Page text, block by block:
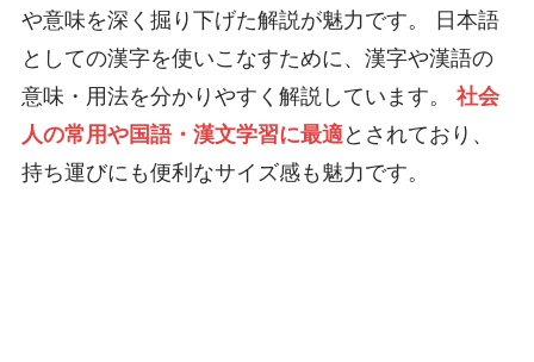
や意味を深く掘り下げた解説が魅力です。 日本語
としての漢字を使いこなすために、漢字や漢語の
意味・用法を分かりやすく解説しています。 社会
人の常用や国語・漢文学習に最適とされており、
持ち運びにも便利なサイズ感も魅力です。